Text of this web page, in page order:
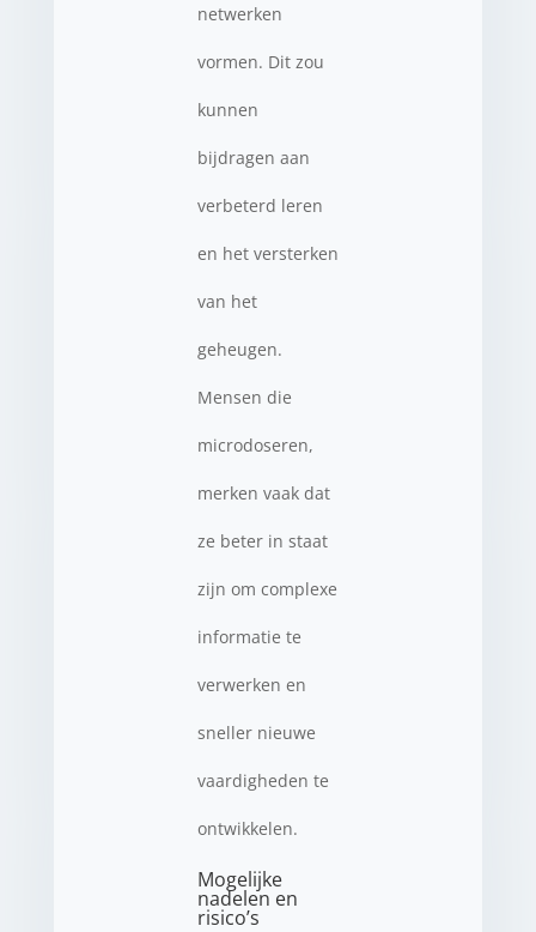
netwerken
vormen. Dit zou
kunnen
bijdragen aan
verbeterd leren
en het versterken
van het
geheugen.
Mensen die
microdoseren,
merken vaak dat
ze beter in staat
zijn om complexe
informatie te
verwerken en
sneller nieuwe
vaardigheden te
ontwikkelen.
Mogelijke
nadelen en
risico’s